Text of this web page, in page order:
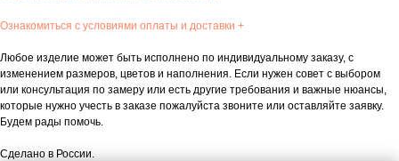
Ознакомиться с условиями оплаты и доставки +
Любое изделие может быть исполнено по индивидуальному заказу, с
изменением размеров, цветов и наполнения. Если нужен совет с выбором
или консультация по замеру или есть другие требования и важные нюансы,
которые нужно учесть в заказе пожалуйста звоните или оставляйте заявку.
Будем рады помочь.
Сделано в России.